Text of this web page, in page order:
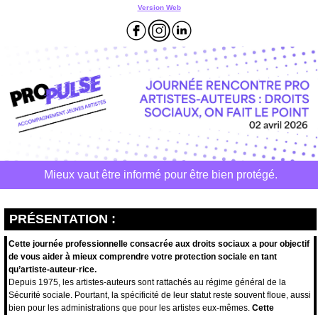
Version Web
Mieux vaut être informé pour être bien protégé.
PRÉSENTATION :
Cette journée professionnelle consacrée aux droits sociaux a pour objectif
de vous aider à mieux comprendre votre protection sociale en tant
qu’artiste-auteur·rice.
Depuis 1975, les artistes-auteurs sont rattachés au régime général de la
Sécurité sociale. Pourtant, la spécificité de leur statut reste souvent floue, aussi
bien pour les administrations que pour les artistes eux-mêmes. Cette